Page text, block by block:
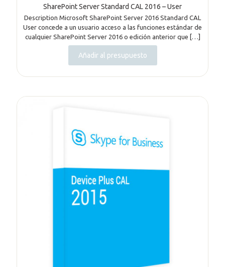
SharePoint Server Standard CAL 2016 – User
Description Microsoft SharePoint Server 2016 Standard CAL
User concede a un usuario acceso a las funciones estándar de
cualquier SharePoint Server 2016 o edición anterior que […]
Añadir al presupuesto